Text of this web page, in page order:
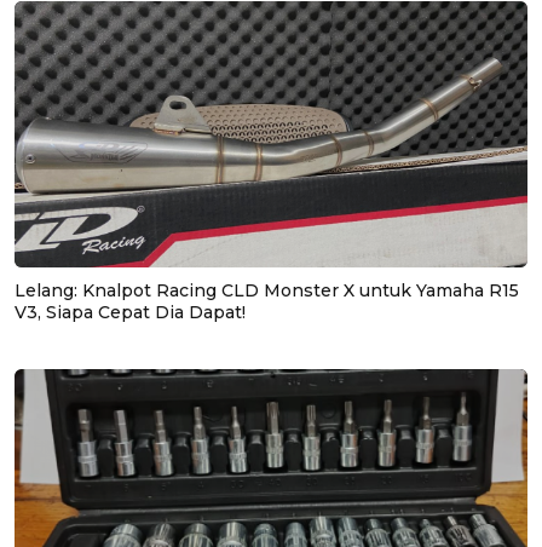
Lelang: Knalpot Racing CLD Monster X untuk Yamaha R15
V3, Siapa Cepat Dia Dapat!